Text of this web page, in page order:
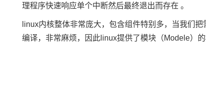
理程序快速响应单个中断然后最终退出而存在 。
linux内核整体非常庞大，包含组件特别多，当我们
编译，非常麻烦，因此linux提供了模块（Modele）的